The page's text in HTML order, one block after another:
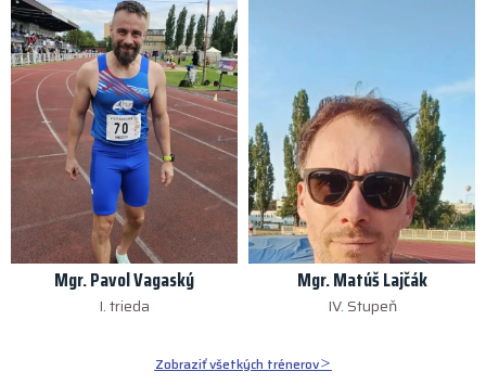
Mgr. Pavol Vagaský
I. trieda
Mgr. Matúš Lajčák
IV. Stupeň
Zobraziť všetkých trénerov